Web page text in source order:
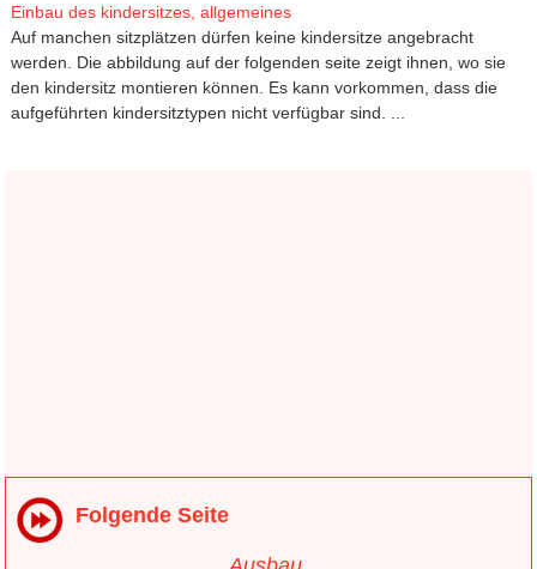
Einbau des kindersitzes, allgemeines
Auf manchen sitzplätzen dürfen keine kindersitze angebracht
werden. Die abbildung auf der folgenden seite zeigt ihnen, wo sie
den kindersitz montieren können. Es kann vorkommen, dass die
aufgeführten kindersitztypen nicht verfügbar sind. ...
Folgende Seite